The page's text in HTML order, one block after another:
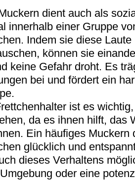
dient auch als
innerhalb einer Gruppe
Indem sie diese Laute
können sie
keine Gefahr droht. Es
bei und fördert ein
ist es
da es ihnen hilft, das
Ein häufiges Muckern
glücklich und
dieses Verhaltens
oder eine